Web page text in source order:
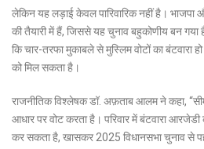
लेकिन यह लड़ाई केवल पारिवारिक नहीं है। भाजपा
की तैयारी में हैं, जिससे यह चुनाव बहुकोणीय बन गया
कि चार-तरफा मुकाबले से मुस्लिम वोटों का बंटवारा
को मिल सकता है।
राजनीतिक विश्लेषक डॉ. अफ़ताब आलम ने कहा,
आधार पर वोट करता है। परिवार में बंटवारा
कर सकता है, खासकर 2025 विधानसभा चुनाव से